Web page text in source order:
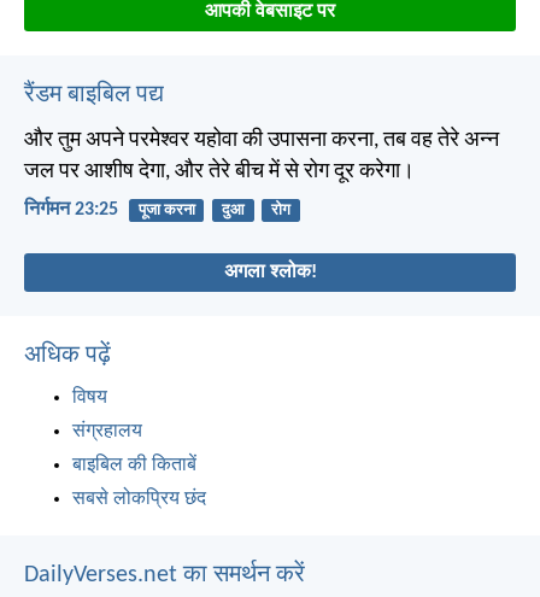
आपकी वेबसाइट पर
रैंडम बाइबिल पद्य
और तुम अपने परमेश्वर यहोवा की उपासना करना, तब वह तेरे अन्न
जल पर आशीष देगा, और तेरे बीच में से रोग दूर करेगा।
निर्गमन 23:25 पूजा करना दुआ रोग
अगला श्लोक!
अधिक पढ़ें
विषय
संग्रहालय
बाइबिल की किताबें
सबसे लोकप्रिय छंद
DailyVerses.net का समर्थन करें